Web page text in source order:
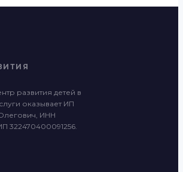
развития детей в
оказывает ИП
ИНН
322470400091256.